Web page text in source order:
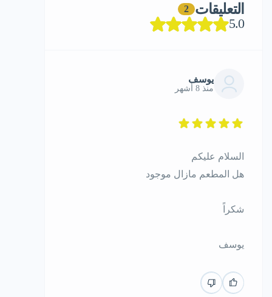
التعليقات 2
5.0
يوسف
منذ 8 أشهر
السلام عليكم
هل المطعم مازال موجود
شكراً
يوسف